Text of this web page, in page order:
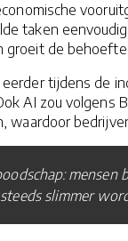
taken
de
tijdens de
AI zou volgens
waardoor
slimmer